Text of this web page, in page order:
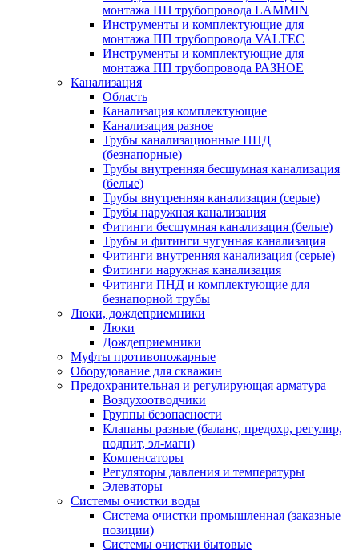
монтажа ПП трубопровода LAMMIN
Инструменты и комплектующие для
монтажа ПП трубопровода VALTEC
Инструменты и комплектующие для
монтажа ПП трубопровода РАЗНОЕ
Канализация
Область
Канализация комплектующие
Канализация разное
Трубы канализационные ПНД
(безнапорные)
Трубы внутренняя бесшумная канализация
(белые)
Трубы внутренняя канализация (серые)
Трубы наружная канализация
Фитинги бесшумная канализация (белые)
Трубы и фитинги чугунная канализация
Фитинги внутренняя канализация (серые)
Фитинги наружная канализация
Фитинги ПНД и комплектующие для
безнапорной трубы
Люки, дождеприемники
Люки
Дождеприемники
Муфты противопожарные
Оборудование для скважин
Предохранительная и регулирующая арматура
Воздухоотводчики
Группы безопасности
Клапаны разные (баланс, предохр, регулир,
подпит, эл-магн)
Компенсаторы
Регуляторы давления и температуры
Элеваторы
Системы очистки воды
Система очистки промышленная (заказные
позиции)
Системы очистки бытовые